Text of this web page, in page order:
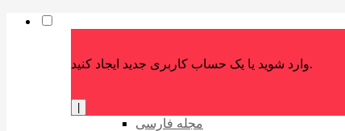
وارد شوید یا یک حساب کاربری جدید ایجاد کنید.
مجله فارسی